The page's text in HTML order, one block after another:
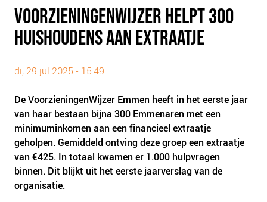
PLINKR NAZORG
SOCIALDEBT
DOORBRAAKMETHODE
COLLECTIEF SCHULDREGELEN
NEDERLANDSE SCHULDHULPROUTE (NSR)
OVER ONS
VISIE EN MISSIE
HET TEAM
ONZE PARTNERS
VOORZIENINGENWIJZER HELPT 300
HUISHOUDENS AAN EXTRAATJE
di, 29 jul 2025 - 15:49
De VoorzieningenWijzer Emmen heeft in het eerste jaar
van haar bestaan bijna 300 Emmenaren met een
minimuminkomen aan een financieel extraatje
geholpen. Gemiddeld ontving deze groep een extraatje
van €425. In totaal kwamen er 1.000 hulpvragen
binnen. Dit blijkt uit het eerste jaarverslag van de
organisatie.